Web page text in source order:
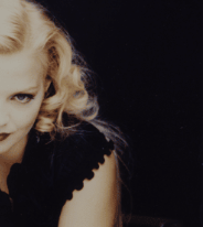
| Insel Mainau